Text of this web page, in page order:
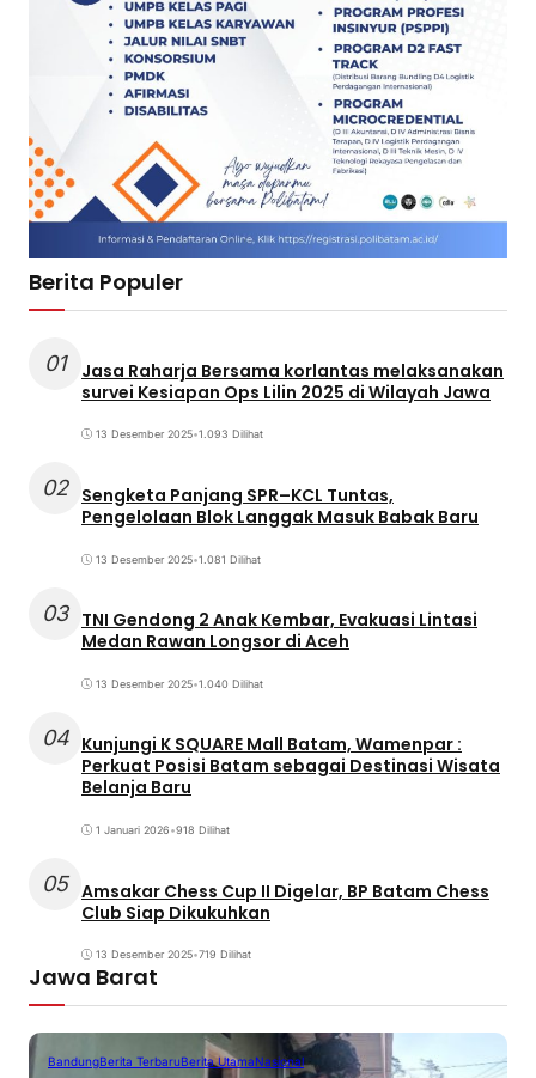
Berita Populer
01
Jasa Raharja Bersama korlantas melaksanakan
survei Kesiapan Ops Lilin 2025 di Wilayah Jawa
13 Desember 2025•1.093 Dilihat
02 Sengketa Panjang SPR–KCL Tuntas,
Pengelolaan Blok Langgak Masuk Babak Baru
13 Desember 2025•1.081 Dilihat
03 TNI Gendong 2 Anak Kembar, Evakuasi Lintasi
Medan Rawan Longsor di Aceh
13 Desember 2025•1.040 Dilihat
04 Kunjungi K SQUARE Mall Batam, Wamenpar :
Perkuat Posisi Batam sebagai Destinasi Wisata
Belanja Baru
1 Januari 2026•918 Dilihat
05 Amsakar Chess Cup II Digelar, BP Batam Chess
Club Siap Dikukuhkan
13 Desember 2025•719 Dilihat
Jawa Barat
BandungBerita TerbaruBerita UtamaNasional